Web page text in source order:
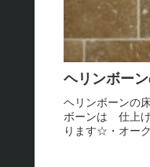
ヘリンボー
ヘリンボーンの
ボーンは 仕上
ります☆・オー
ルな色合いを
イル・木目を活